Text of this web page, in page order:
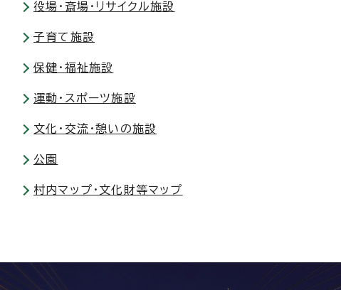
役場・斎場・リサイクル施設
子育て施設
保健・福祉施設
運動・スポーツ施設
文化・交流・憩いの施設
公園
村内マップ・文化財等マップ